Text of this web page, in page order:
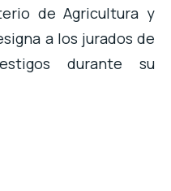
de Agricultura y
a los jurados de
durante su